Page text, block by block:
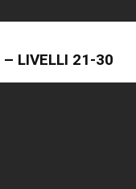
– LIVELLI 21-30